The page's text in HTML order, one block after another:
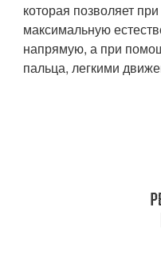
которая позволяет
максимальную
напрямую, а при
пальца, легкими